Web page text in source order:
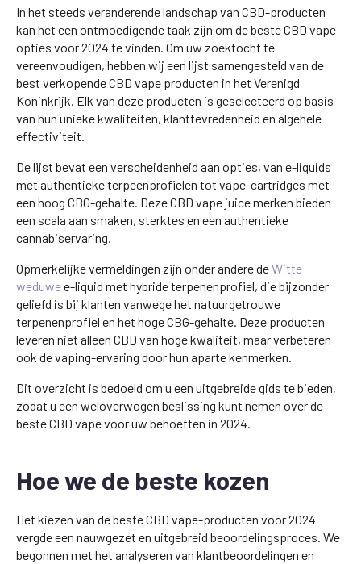
In het steeds veranderende landschap van CBD-producten
kan het een ontmoedigende taak zijn om de beste CBD vape-
opties voor 2024 te vinden. Om uw zoektocht te
vereenvoudigen, hebben wij een lijst samengesteld van de
best verkopende CBD vape producten in het Verenigd
Koninkrijk. Elk van deze producten is geselecteerd op basis
van hun unieke kwaliteiten, klanttevredenheid en algehele
effectiviteit.
De lijst bevat een verscheidenheid aan opties, van e-liquids
met authentieke terpeenprofielen tot vape-cartridges met
een hoog CBG-gehalte. Deze CBD vape juice merken bieden
een scala aan smaken, sterktes en een authentieke
cannabiservaring.
Opmerkelijke vermeldingen zijn onder andere deWitte
weduwee-liquid met hybride terpenenprofiel, die bijzonder
geliefd is bij klanten vanwege het natuurgetrouwe
terpenenprofiel en het hoge CBG-gehalte. Deze producten
leveren niet alleen CBD van hoge kwaliteit, maar verbeteren
ook de vaping-ervaring door hun aparte kenmerken.
Dit overzicht is bedoeld om u een uitgebreide gids te bieden,
zodat u een weloverwogen beslissing kunt nemen over de
beste CBD vape voor uw behoeften in 2024.
Hoe we de beste kozen
Het kiezen van de beste CBD vape-producten voor 2024
vergde een nauwgezet en uitgebreid beoordelingsproces. We
begonnen met het analyseren van klantbeoordelingen en